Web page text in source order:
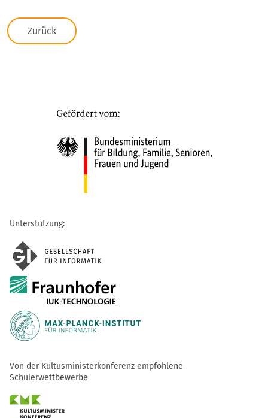
Zurück
Unterstützung:
Von der Kultusministerkonferenz empfohlene
Schülerwettbewerbe